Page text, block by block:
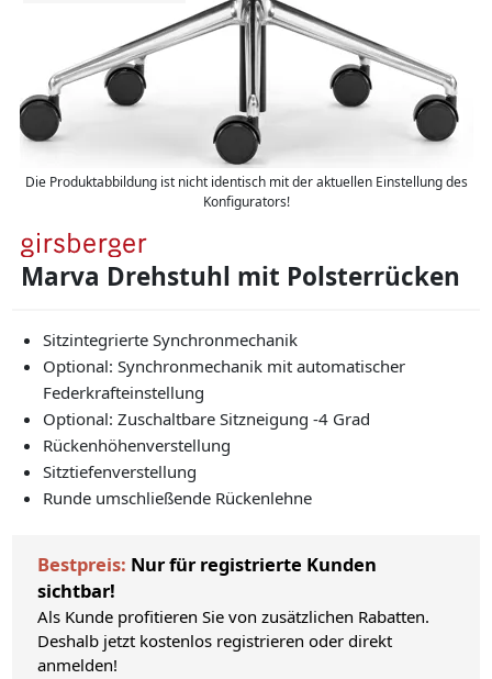
Die Produktabbildung ist nicht identisch mit der aktuellen Einstellung des
Konfigurators!
Marva Drehstuhl mit Polsterrücken
Sitzintegrierte Synchronmechanik
Optional: Synchronmechanik mit automatischer
Federkrafteinstellung
Optional: Zuschaltbare Sitzneigung -4 Grad
Rückenhöhenverstellung
Sitztiefenverstellung
Runde umschließende Rückenlehne
Bestpreis: Nur für registrierte Kunden
sichtbar!
Als Kunde profitieren Sie von zusätzlichen Rabatten.
Deshalb jetzt kostenlos registrieren oder direkt
anmelden!